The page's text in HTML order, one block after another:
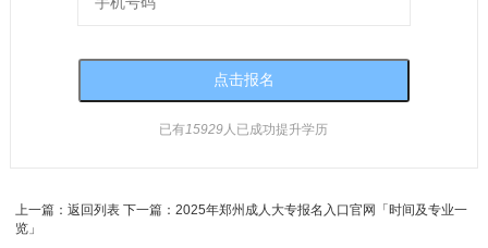
已有15929人已成功提升学历
上一篇： 返回列表下一篇： 2025年郑州成人大专报名入口官网「时间及专业一
览」